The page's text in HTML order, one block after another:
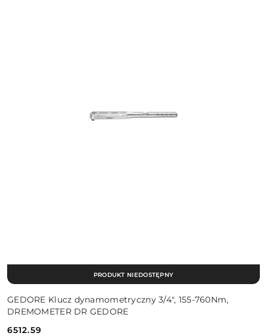
GEDORE Klucz dynamometryczny 3/4", 155-760Nm,
DREMOMETER DR GEDORE
6512.59
PRODUKT NIEDOSTĘPNY